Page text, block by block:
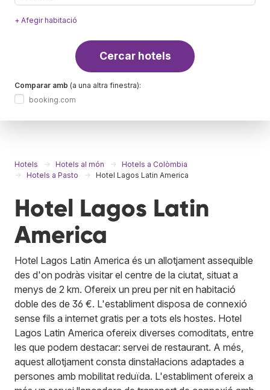
+ Afegir habitació
Cercar hotels
Comparar amb (a una altra finestra):
booking.com
Hotels Hotels al món
Hotels a Colòmbia
Hotels a Pasto
Hotel Lagos Latin America
Hotel Lagos Latin
America
Hotel Lagos Latin America és un allotjament assequible
des d'on podràs visitar el centre de la ciutat, situat a
menys de 2 km. Ofereix un preu per nit en habitació
doble des de 36 €. L'establiment disposa de connexió
sense fils a internet gratis per a tots els hostes. Hotel
Lagos Latin America ofereix diverses comoditats, entre
les que podem destacar: servei de restaurant. A més,
aquest allotjament consta dinstal·lacions adaptades a
persones amb mobilitat reduïda. L'establiment ofereix a